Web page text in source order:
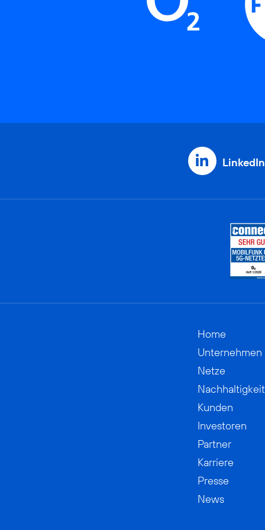
LinkedIn
Home
Unternehmen
Netze
Nachhaltigkeit
Kunden
Investoren
Partner
Karriere
Presse
News